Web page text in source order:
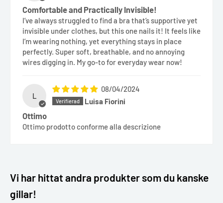
Comfortable and Practically Invisible!
I’ve always struggled to find a bra that’s supportive yet
invisible under clothes, but this one nails it! It feels like
I’m wearing nothing, yet everything stays in place
perfectly. Super soft, breathable, and no annoying
wires digging in. My go-to for everyday wear now!
L
08/04/2024
Luisa Fiorini
Ottimo
Ottimo prodotto conforme alla descrizione
Vi har hittat andra produkter som du kanske
gillar!